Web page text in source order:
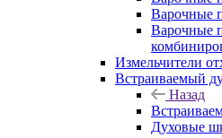
Варочные
Варочные
Измельчители
Встраиваемый
Назад
Духовые